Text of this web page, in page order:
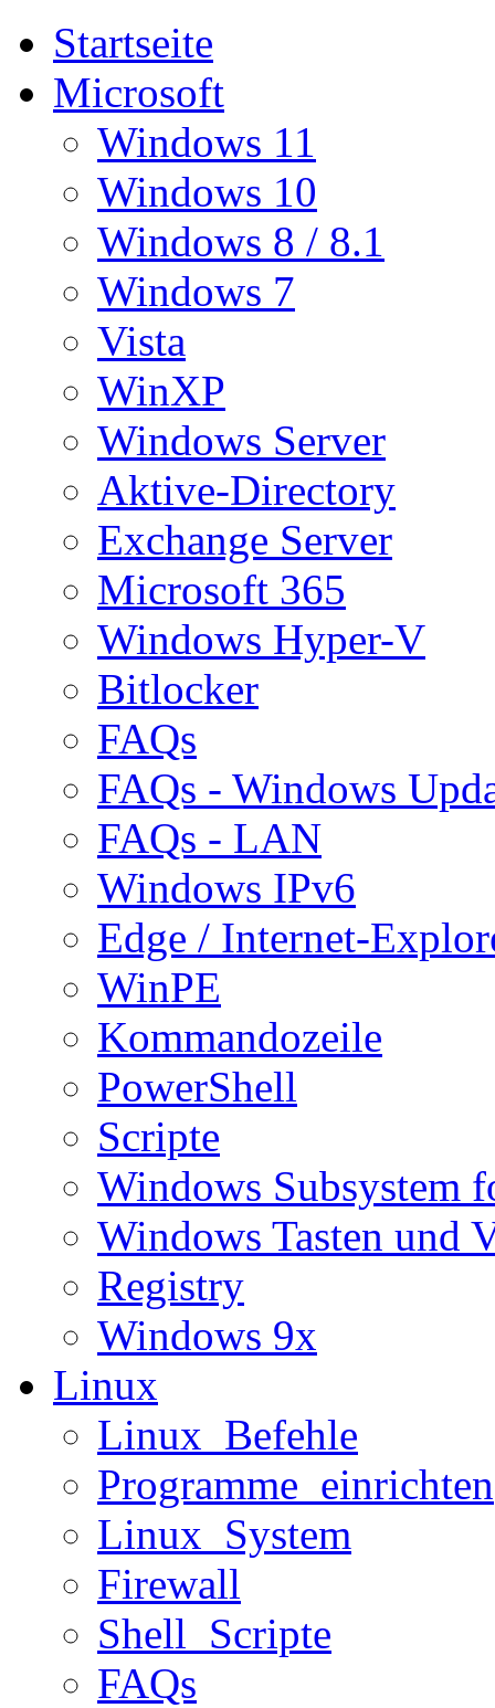
Startseite
Microsoft
Windows 11
Windows 10
Windows 8 / 8.1
Windows 7
Vista
WinXP
Windows Server
Aktive-Directory
Exchange Server
Microsoft 365
Windows Hyper-V
Bitlocker
FAQs
FAQs - Windows
FAQs - LAN
Windows IPv6
Edge / Internet-
WinPE
Kommandozeile
PowerShell
Scripte
Windows Subsystem
Windows Tasten und
Registry
Windows 9x
Linux
Linux_Befehle
Programme_einrichten
Linux_System
Firewall
Shell_Scripte
FAQs